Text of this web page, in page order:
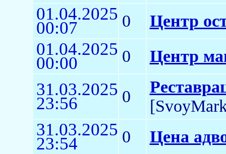
01.04.2025
00:07 0 Центр
01.04.2025
00:00 0 Центр
31.03.2025
23:56 0
31.03.2025
23:54 0 Цена